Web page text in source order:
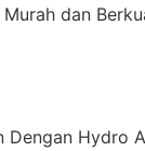
dan
Dengan Hydro